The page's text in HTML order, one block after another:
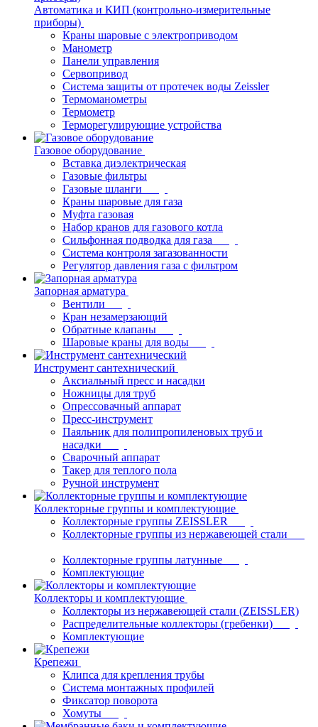
Автоматика и КИП (контрольно-измерительные
приборы)
Краны шаровые с электроприводом
Манометр
Панели управления
Сервопривод
Система защиты от протечек воды Zeissler
Термоманометры
Термометр
Терморегулирующие устройства
Газовое оборудование
Вставка диэлектрическая
Газовые фильтры
Газовые шланги
Краны шаровые для газа
Муфта газовая
Набор кранов для газового котла
Сильфонная подводка для газа
Система контроля загазованности
Регулятор давления газа с фильтром
Запорная арматура
Вентили
Кран незамерзающий
Обратные клапаны
Шаровые краны для воды
Инструмент сантехнический
Аксиальный пресс и насадки
Ножницы для труб
Опрессовачный аппарат
Пресс-инструмент
Паяльник для полипропиленовых труб и
насадки
Сварочный аппарат
Такер для теплого пола
Ручной инструмент
Коллекторные группы и комплектующие
Коллекторные группы ZEISSLER
Коллекторные группы из нержавеющей стали
Коллекторные группы латунные
Комплектующие
Коллекторы и комплектующие
Коллекторы из нержавеющей стали (ZEISSLER)
Распределительные коллекторы (гребенки)
Комплектующие
Крепежи
Клипса для крепления трубы
Система монтажных профилей
Фиксатор поворота
Хомуты